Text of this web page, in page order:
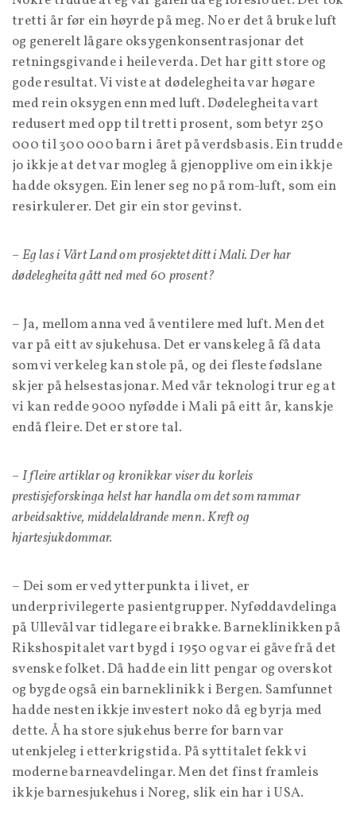
tretti år før ein høyrde på meg. No er det å bruke luft
og generelt lågare oksygenkonsentrasjonar det
retningsgivande i heile verda. Det har gitt store og
gode resultat. Vi viste at dødelegheita var høgare
med rein oksygen enn med luft. Dødelegheita vart
redusert med opp til tretti prosent, som betyr 250
000 til 300 000 barn i året på verdsbasis. Ein trudde
jo ikkje at det var mogleg å gjenopplive om ein ikkje
hadde oksygen. Ein lener seg no på rom-luft, som ein
resirkulerer. Det gir ein stor gevinst.
– Eg las i Vårt Land om prosjektet ditt i Mali. Der har
dødelegheita gått ned med 60 prosent?
– Ja, mellom anna ved å ventilere med luft. Men det
var på eitt av sjukehusa. Det er vanskeleg å få data
som vi verkeleg kan stole på, og dei fleste fødslane
skjer på helsestasjonar. Med vår teknologi trur eg at
vi kan redde 9000 nyfødde i Mali på eitt år, kanskje
endå fleire. Det er store tal.
– I fleire artiklar og kronikkar viser du korleis
prestisjeforskinga helst har handla om det som rammar
arbeidsaktive, middelaldrande menn. Kreft og
hjartesjukdommar.
– Dei som er ved ytterpunkta i livet, er
underprivilegerte pasientgrupper. Nyføddavdelinga
på Ullevål var tidlegare ei brakke. Barneklinikken på
Rikshospitalet vart bygd i 1950 og var ei gåve frå det
svenske folket. Då hadde ein litt pengar og overskot
og bygde også ein barneklinikk i Bergen. Samfunnet
hadde nesten ikkje investert noko då eg byrja med
dette. Å ha store sjukehus berre for barn var
utenkjeleg i etterkrigstida. På syttitalet fekk vi
moderne barneavdelingar. Men det finst framleis
ikkje barnesjukehus i Noreg, slik ein har i USA.